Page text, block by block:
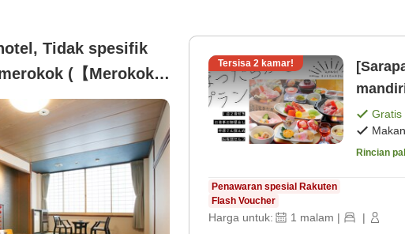
Tidak spesifik
(【Merokok】
penataan
toilet/tanpa kamar
merokok, harap
catatan.)
Tersisa 2 kamar!
Gratis
Rincian
Penawaran spesial Rakuten
Flash Voucher
Harga untuk: 1 malam | |